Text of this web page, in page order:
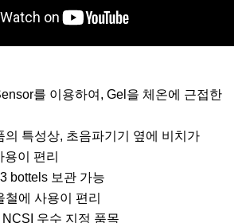
를 이용하여, Gel을 체온에 근접한
의 특성상, 초음파기기 옆에 비치가
이 편리
bottels 보관 가능
에 사용이 편리
우수 지정 품목